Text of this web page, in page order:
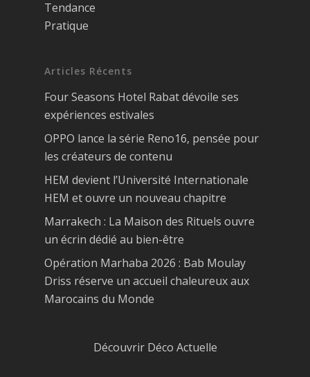
Tendance
Pratique
Articles Récents
Four Seasons Hotel Rabat dévoile ses
expériences estivales
OPPO lance la série Reno16, pensée pour
les créateurs de contenu
HEM devient l’Université Internationale
HEM et ouvre un nouveau chapitre
Marrakech : La Maison des Rituels ouvre
un écrin dédié au bien-être
Opération Marhaba 2026 : Bab Moulay
Driss réserve un accueil chaleureux aux
Marocains du Monde
Découvrir Déco Actuelle